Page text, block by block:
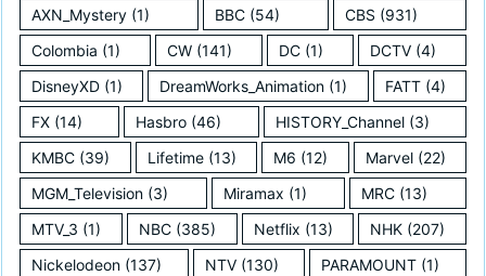
AXN_Mystery (1) BBC (54) CBS (931)
Colombia (1) CW (141) DC (1) DCTV (4)
DisneyXD (1) DreamWorks_Animation (1) FATT(4)
FX (14) Hasbro (46) HISTORY_Channel(3)
KMBC (39) Lifetime(13) M6 (12) Marvel(22)
MGM_Television (3) Miramax (1) MRC (13)
MTV_3 (1) NBC(385) Netflix (13) NHK (207)
Nickelodeon (137) NTV(130) PARAMOUNT (1)